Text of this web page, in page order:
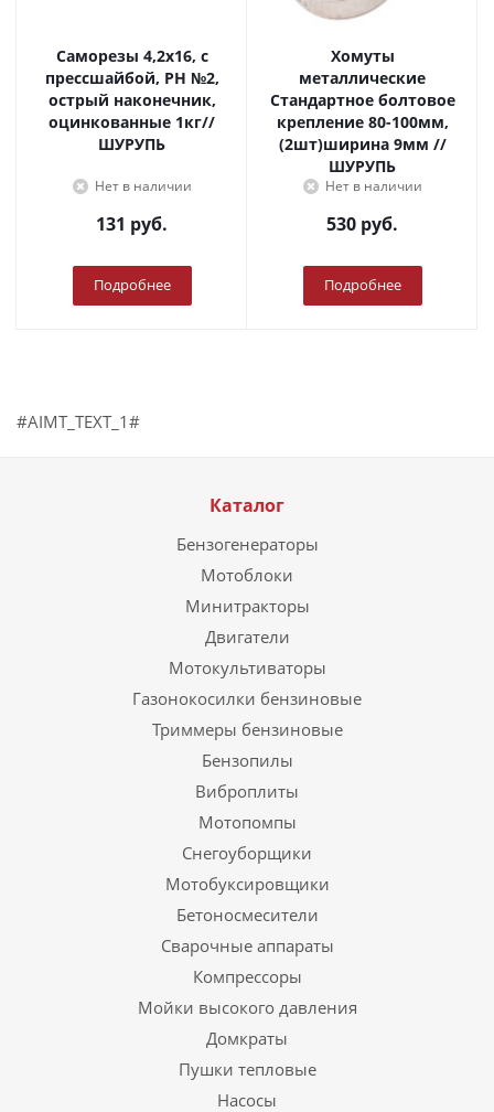
Саморезы 4,2х16, с
прессшайбой, PH №2,
острый наконечник,
оцинкованные 1кг//
ШУРУПЬ
Нет в наличии
131 руб.
Подробнее
Хомуты
металлические
Стандартное болтовое
крепление 80-100мм,
(2шт)ширина 9мм //
ШУРУПЬ
Нет в наличии
530 руб.
Подробнее
#AIMT_TEXT_1#
Каталог
Бензогенераторы
Мотоблоки
Минитракторы
Двигатели
Мотокультиваторы
Газонокосилки бензиновые
Триммеры бензиновые
Бензопилы
Виброплиты
Мотопомпы
Снегоуборщики
Мотобуксировщики
Бетоносмесители
Сварочные аппараты
Компрессоры
Мойки высокого давления
Домкраты
Пушки тепловые
Насосы